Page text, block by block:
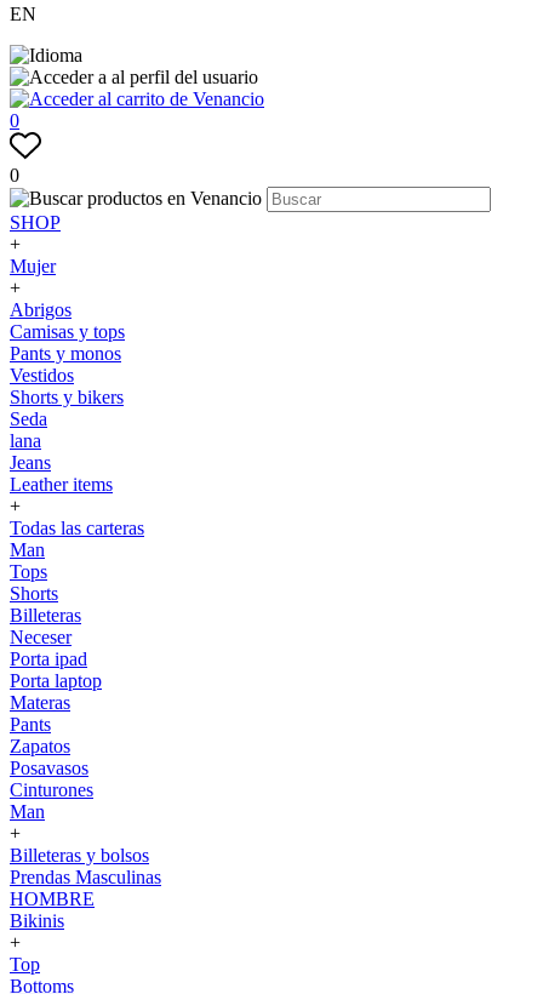
EN
0
0
SHOP
+
Mujer
+
Abrigos
Camisas y tops
Pants y monos
Vestidos
Shorts y bikers
Seda
lana
Jeans
Leather items
+
Todas las carteras
Man
Tops
Shorts
Billeteras
Neceser
Porta ipad
Porta laptop
Materas
Pants
Zapatos
Posavasos
Cinturones
Man
+
Billeteras y bolsos
Prendas Masculinas
HOMBRE
Bikinis
+
Top
Bottoms